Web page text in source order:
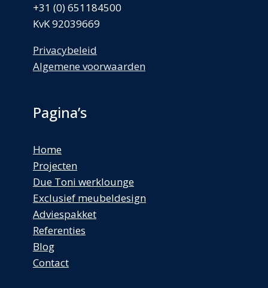
+31 (0) 651184500
KvK 92039669
Privacybeleid
Algemene voorwaarden
Pagina’s
Home
Projecten
Due Toni werklounge
Exclusief meubeldesign
Adviespakket
Referenties
Blog
Contact